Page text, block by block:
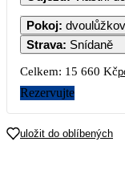
3 4
10
7
17 18
Pokoj:
Strava: Snídaně
Celkem: 15 660 Kč
Rezervujte
uložit do oblíbených